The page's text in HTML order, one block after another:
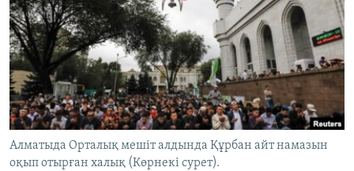
Русский
ЖАЗЫЛЫҢЫЗ
Басқа тілдерде
Алматыда Орталық мешіт алдында Құрбан айт намазын
оқып отырған халық (Көрнекі сурет).